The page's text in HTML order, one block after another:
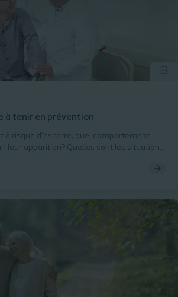
à tenir en prévention
à risque d'escarre, quel comportement
leur apparition? Quelles sont les situations